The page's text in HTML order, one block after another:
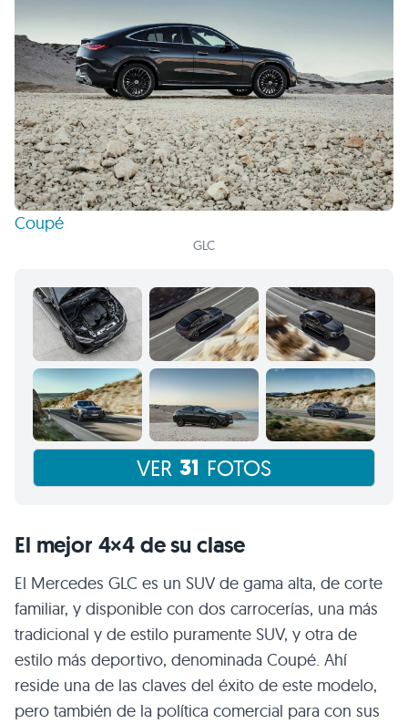
Coupé
GLC
VER 31 FOTOS
El mejor 4×4 de su clase
El Mercedes GLC es un SUV de gama alta, de corte
familiar, y disponible con dos carrocerías, una más
tradicional y de estilo puramente SUV, y otra de
estilo más deportivo, denominada Coupé. Ahí
reside una de las claves del éxito de este modelo,
pero también de la política comercial para con sus